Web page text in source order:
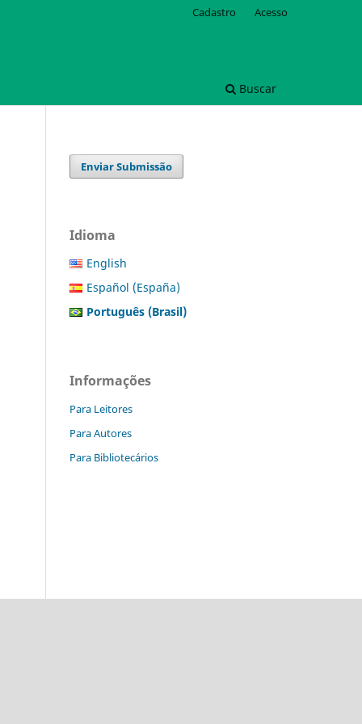
Buscar
Cadastro Acesso
Enviar Submissão
Idioma
English
Español (España)
Português (Brasil)
Informações
Para Leitores
Para Autores
Para Bibliotecários